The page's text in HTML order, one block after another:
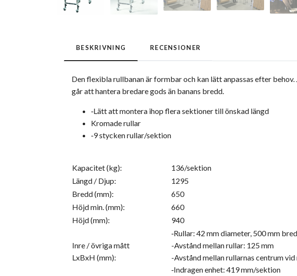
BESKRIVNING RECENSIONER
Den flexibla rullbanan är formbar och kan lätt anpassas efter
går att hantera bredare gods än banans bredd.
‑Lätt att montera ihop flera sektioner till önskad längd
Kromade rullar
‑9 stycken rullar/sektion
Kapacitet (kg):
136/sektion
Längd / Djup:
1295
Bredd (mm):
650
Höjd min. (mm):
660
Höjd (mm):
940
Inre / övriga mått
LxBxH (mm):
‑Rullar: 42 mm diameter, 500 mm
-Avstånd mellan rullar: 125 mm
-Avstånd mellan rullarnas centrum
‑Indragen enhet: 419 mm/sektion